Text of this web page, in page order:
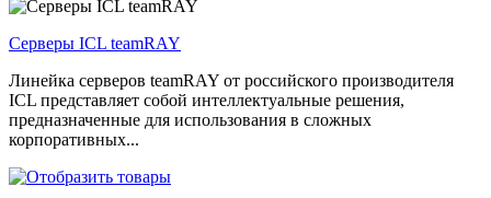
Серверы ICL teamRAY
Линейка серверов teamRAY от российского производителя
ICL представляет собой интеллектуальные решения,
предназначенные для использования в сложных
корпоративных...